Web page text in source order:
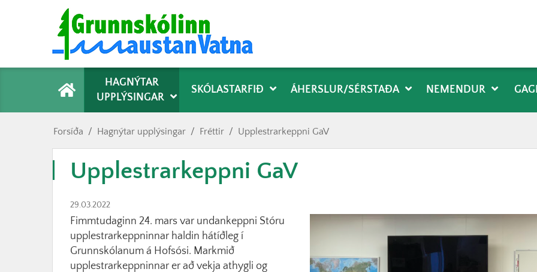
Forsíða
HAGNÝTAR
UPPLÝSINGAR
SKÓLASTARFIÐ ÁHERSLUR/SÉRSTAÐA NEMENDUR
Forsíða / Hagnýtar upplýsingar / Fréttir / Upplestrarkeppni GaV
Upplestrarkeppni GaV
29.03.2022
Fimmtudaginn 24. mars var undankeppni Stóru
upplestrarkeppninnar haldin hátíðleg í
Grunnskólanum á Hofsósi. Markmið
upplestrarkeppninnar er að vekja athygli og